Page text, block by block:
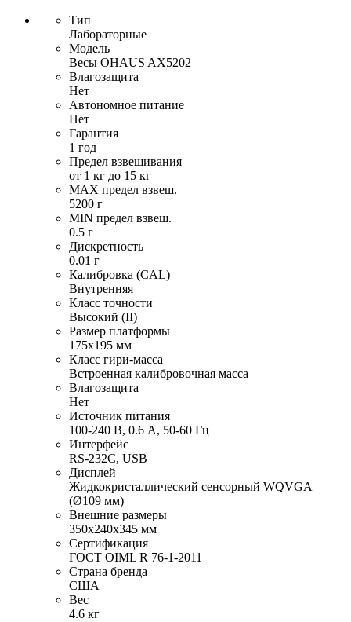
Тип
Лабораторные
Модель
Весы OHAUS AX5202
Влагозащита
Нет
Автономное питание
Нет
Гарантия
1 год
Предел взвешивания
от 1 кг до 15 кг
MAX предел взвеш.
5200 г
MIN предел взвеш.
0.5 г
Дискретность
0.01 г
Калибровка (CAL)
Внутренняя
Класс точности
Высокий (II)
Размер платформы
175х195 мм
Класс гири-масса
Встроенная калибровочная масса
Влагозащита
Нет
Источник питания
100-240 В, 0.6 А, 50-60 Гц
Интерфейс
RS-232C, USB
Дисплей
Жидкокристаллический сенсорный WQVGA
(Ø109 мм)
Внешние размеры
350х240х345 мм
Сертификация
ГОСТ OIML R 76-1-2011
Страна бренда
США
Вес
4.6 кг